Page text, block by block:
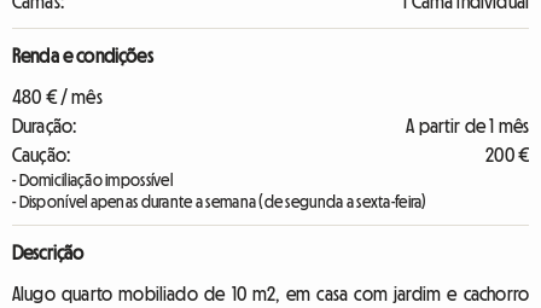
Renda e condições
480 € / mês
Duração:
A partir de 1 mês
Caução:
200 €
- Domiciliação impossível
- Disponível apenas durante a semana (de segunda a sexta-feira)
Descrição
Alugo quarto mobiliado de 10 m2, em casa com jardim e cachorro